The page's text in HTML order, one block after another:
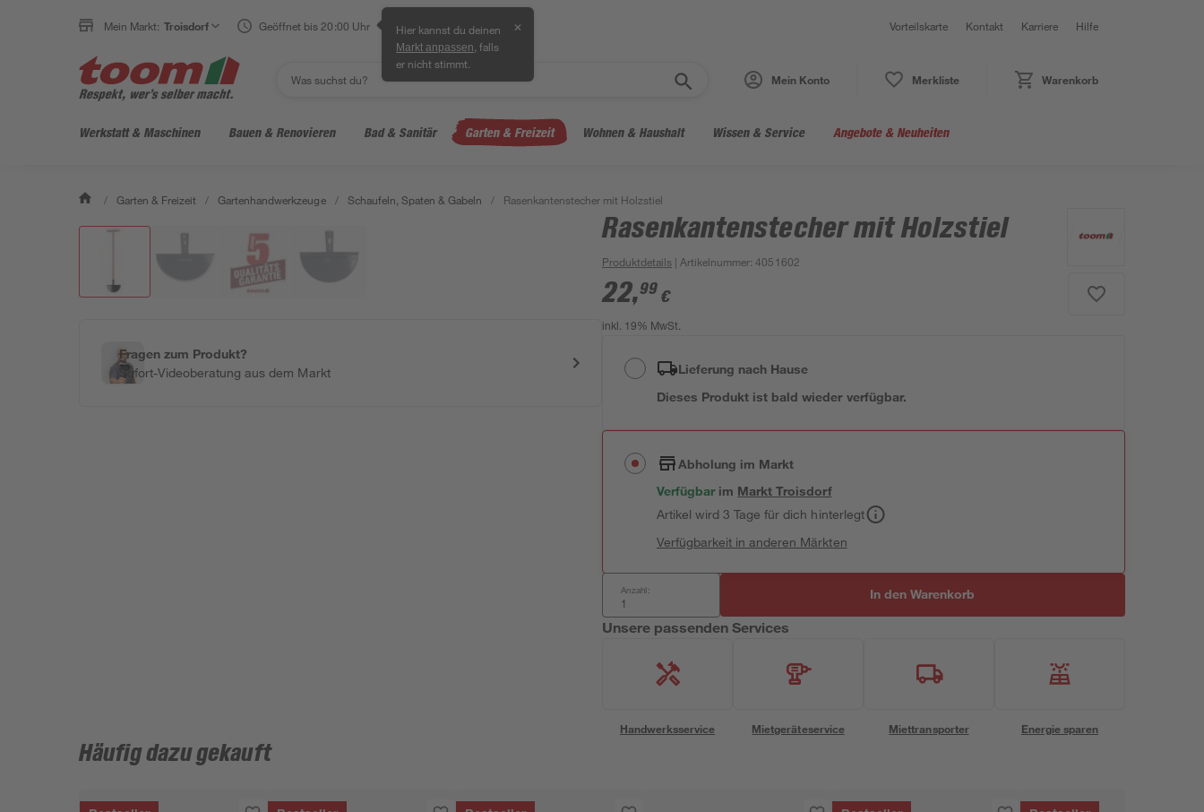
Mein Markt: Troisdorf Geöffnet bis 20:00 Uhr Hier kannst du deinen
Markt anpassen , falls
er nicht stimmt.
✕ Vorteilskarte Kontakt Karriere Hilfe
Mein Konto Merkliste Warenkorb
Werkstatt & Maschinen Bauen & Renovieren Bad & Sanitär Garten & Freizeit Wohnen & Haushalt Wissen & Service Angebote & Neuheiten
/ Garten & Freizeit / Gartenhandwerkzeuge / Schaufeln, Spaten & Gabeln / Rasenkantenstecher mit Holzstiel
Fragen zum Produkt?
Sofort-Videoberatung aus dem Markt
Rasenkantenstecher mit Holzstiel
Produktdetails | Artikelnummer:4051602
22,99 €
inkl. 19% MwSt.
Lieferung nach Hause
Dieses Produkt ist bald wieder verfügbar.
Abholung im Markt
Verfügbar im MarktTroisdorf
Artikel wird 3 Tage für dich hinterlegt
Verfügbarkeit in anderen Märkten
Anzahl: In den Warenkorb
Unsere passenden Services
Handwerksservice Mietgeräteservice Miettransporter Energie sparen
Häufig dazu gekauft